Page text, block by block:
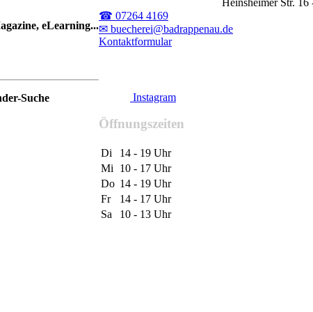
eLearning...
Suche
☎ 07264 4169
✉ buecherei@badrappenau.de
Kontaktformular
Instagram
Öffnungszeiten
Di
14 - 19 Uhr
Mi
10 - 17 Uhr
Do 14 - 19 Uhr
Fr
14 - 17 Uhr
Sa
10 - 13 Uhr